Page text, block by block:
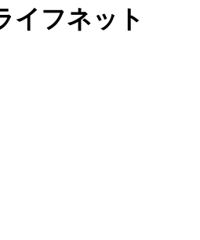
イフネット